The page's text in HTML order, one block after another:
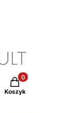
Produkty w
Koszyk